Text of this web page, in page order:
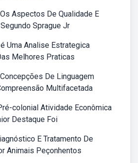
Aspectos De Qualidade E
Sprague Jr
Uma Analise Estrategica
Melhores Praticas
De Linguagem
Multifacetada
colonial Atividade Econômica
Destaque Foi
E Tratamento De
Animais Peçonhentos